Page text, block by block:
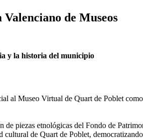
de Museos
y la historia del municipio
Museo Virtual de Quart de Poblet
piezas etnológicas del Fondo de
de Quart de Poblet,